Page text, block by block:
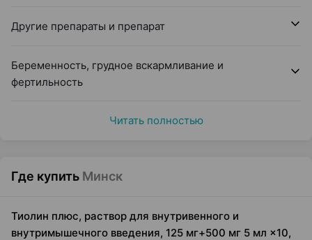
Другие препараты и препарат
Беременность, грудное вскармливание и
фертильность
Читать полностью
Где купить Минск
Тиолин плюс, раствор для внутривенного и
внутримышечного введения, 125 мг+500 мг 5 мл ×10,